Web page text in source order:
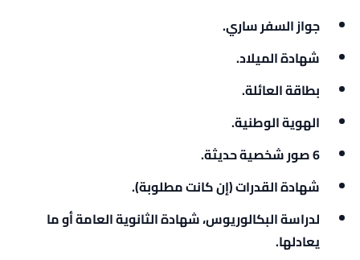
جواز السفر ساري.
شهادة الميلاد.
بطاقة العائلة.
الهوية الوطنية.
6 صور شخصية حديثة.
شهادة القدرات (إن كانت مطلوبة).
لدراسة البكالوريوس، شهادة الثانوية العامة أو ما
يعادلها.